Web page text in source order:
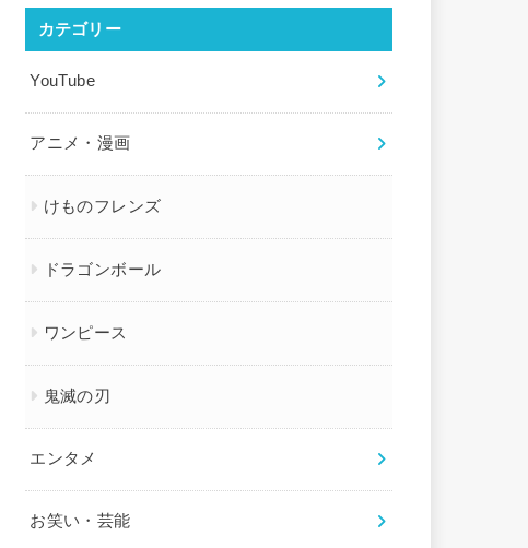
カテゴリー
YouTube
アニメ・漫画
けものフレンズ
ドラゴンボール
ワンピース
鬼滅の刃
エンタメ
お笑い・芸能